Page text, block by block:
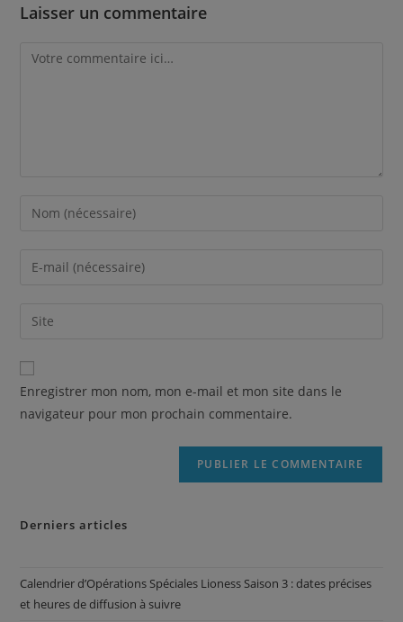
Laisser un commentaire
Enregistrer mon nom, mon e-mail et mon site dans le
navigateur pour mon prochain commentaire.
Derniers articles
Calendrier d’Opérations Spéciales Lioness Saison 3 : dates précises
et heures de diffusion à suivre